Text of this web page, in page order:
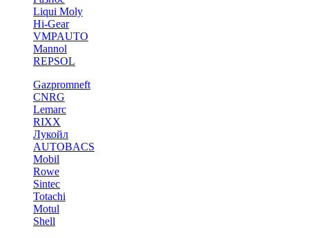
Liqui Moly
Hi-Gear
VMPAUTO
Mannol
REPSOL
Gazpromneft
CNRG
Lemarc
RIXX
Лукойл
AUTOBACS
Mobil
Rowe
Sintec
Totachi
Motul
Shell